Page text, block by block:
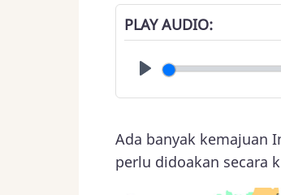
PLAY AUDIO
Ada banyak kemajuan
perlu didoakan secara